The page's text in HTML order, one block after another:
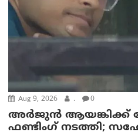
Aug 9, 2026 . 0
അർജുൻ ആയങ്കിക്ക്
ഫണ്ടിംഗ് നടത്തി;